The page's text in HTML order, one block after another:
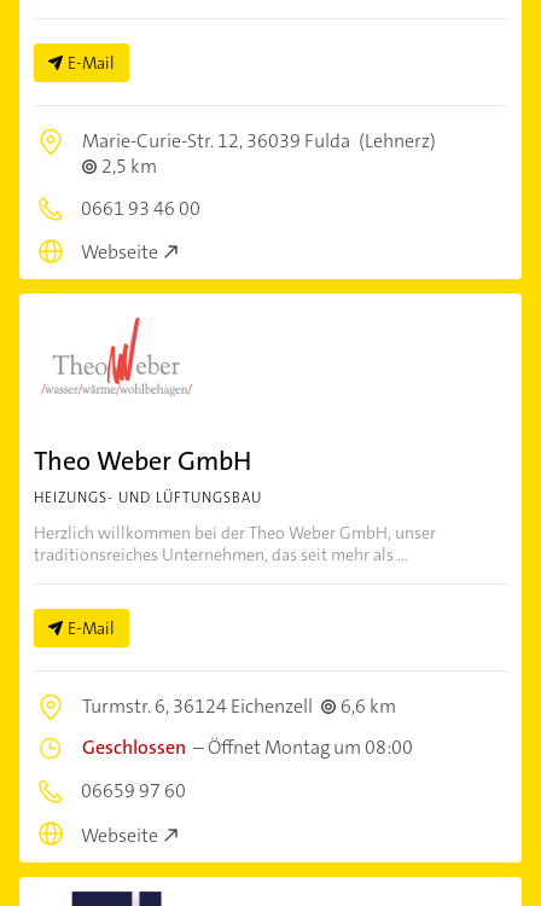
E-Mail
Marie-Curie-Str. 12,36039 Fulda (Lehnerz)
2,5 km
0661 93 46 00
Webseite
Theo Weber GmbH
HEIZUNGS- UND LÜFTUNGSBAU
Herzlich willkommen bei der Theo Weber GmbH, unser
traditionsreiches Unternehmen, das seit mehr als ...
E-Mail
Turmstr. 6,36124 Eichenzell
6,6 km
Geschlossen –Öffnet Montag um 08:00
06659 97 60
Webseite